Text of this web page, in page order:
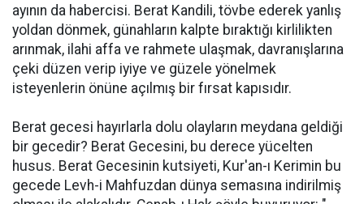
ayının da habercisi. Berat Kandili, tövbe ederek yanlış
yoldan dönmek, günahların kalpte bıraktığı kirlilikten
arınmak, ilahi affa ve rahmete ulaşmak, davranışlarına
çeki düzen verip iyiye ve güzele yönelmek
isteyenlerin önüne açılmış bir fırsat kapısıdır.
Berat gecesi hayırlarla dolu olayların meydana geldiği
bir gecedir? Berat Gecesini, bu derece yücelten
husus. Berat Gecesinin kutsiyeti, Kur'an-ı Kerimin bu
gecede Levh-i Mahfuzdan dünya semasına indirilmiş